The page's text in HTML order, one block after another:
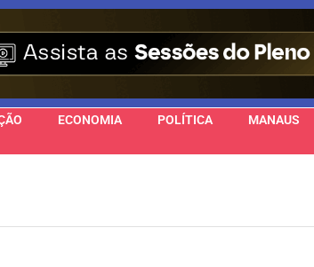
ECONOMIA POLÍTICA MANAUS